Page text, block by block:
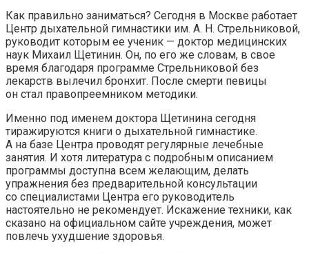
Как правильно заниматься? Сегодня в Москве работает
Центр дыхательной гимнастики им. А. Н. Стрельниковой,
руководит которым ее ученик — доктор медицинских
наук Михаил Щетинин. Он, по его же словам, в свое
время благодаря программе Стрельниковой без
лекарств вылечил бронхит. После смерти певицы
он стал правопреемником методики.
Именно под именем доктора Щетинина сегодня
тиражируются книги о дыхательной гимнастике.
А на базе Центра проводят регулярные лечебные
занятия. И хотя литература с подробным описанием
программы доступна всем желающим, делать
упражнения без предварительной консультации
со специалистами Центра его руководитель
настоятельно не рекомендует. Искажение техники, как
сказано на официальном сайте учреждения, может
повлечь ухудшение здоровья.